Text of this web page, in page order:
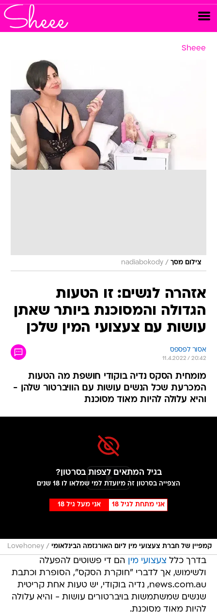
Sheee
צילום מסך /
nadiabokody
אזהרה לנשים: זו הטעות
הגדולה והמסוכנת ביותר שאתן
עושות עם צעצועי המין שלכן
אסור לפספס
11.4.2022 / 20:42
מומחית הסקס נדיה בוקודי חושפת מה הטעות
המכרעת שכל הנשים עושות עם הוויברטור שלהן -
והיא עלולה להיות מאוד מסוכנת
בגיל המתאים לצפות בסרטון?
הצפייה בסרטון זה מיועדת למי שמלאו לו 18 שנים
אני מתחת לגיל 18 אני מעל גיל 18
קמפיין של חברת צעצועי מין ליום האורגזמה הבינלאומי /
Lovehoney
בדרך כלל צעצועי מין
הם די פשוטים להפעלה
ולשימוש, אך לדברי "חוקרת הסקס", הסופרת וכתבת
news.com.au, נדיה בוקודי, יש טעות אחת קריטית
שנשים שמשתמשות בויברטורים עושות - והיא עלולה
להיות מאוד מסוכנת.